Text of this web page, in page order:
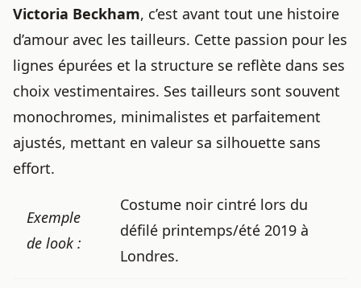
Victoria Beckham, c’est avant tout une histoire
d’amour avec les tailleurs. Cette passion pour les
lignes épurées et la structure se reflète dans ses
choix vestimentaires. Ses tailleurs sont souvent
monochromes, minimalistes et parfaitement
ajustés, mettant en valeur sa silhouette sans
effort.
Exemple
de look :
Costume noir cintré lors du
défilé printemps/été 2019 à
Londres.